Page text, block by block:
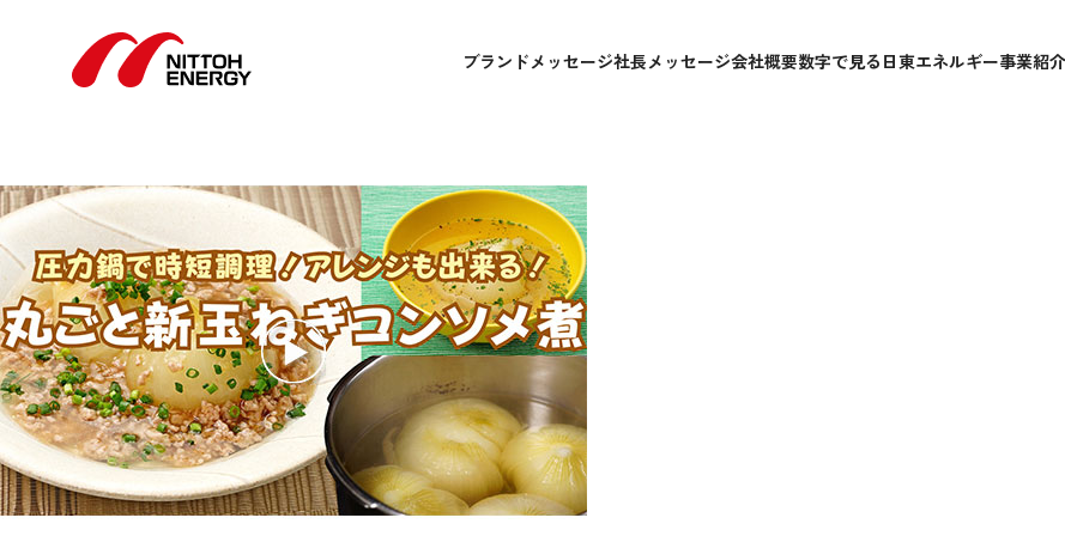
ブランドメッセージ社長メッセージ会社概要数字で見る日東エネルギー事業紹介
4月 25, 2024 12:00 amPublished by
【時短・作り置き】 アレンジも出来る！丸ごと新たまねぎコンソメ煮